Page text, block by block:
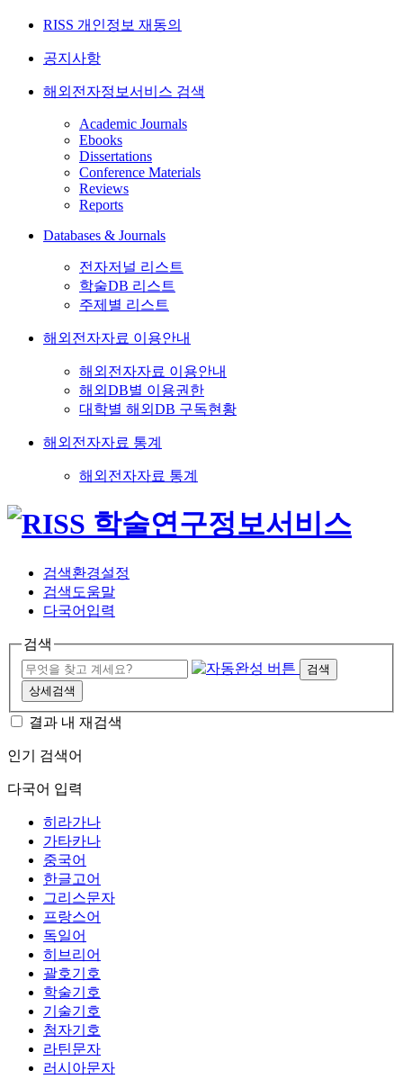
RISS 개인정보 재동의
공지사항
해외전자정보서비스 검색
Academic Journals
Ebooks
Dissertations
Conference Materials
Reviews
Reports
Databases & Journals
전자저널 리스트
학술DB 리스트
주제별 리스트
해외전자자료 이용안내
해외전자자료 이용안내
해외DB별 이용권한
대학별 해외DB 구독현황
해외전자자료 통계
해외전자자료 통계
검색환경설정
검색도움말
다국어입력
검색
검색
상세검색
결과 내 재검색
인기 검색어
다국어 입력
히라가나
가타카나
중국어
한글고어
그리스문자
프랑스어
독일어
히브리어
괄호기호
학술기호
기술기호
첨자기호
라틴문자
러시아문자